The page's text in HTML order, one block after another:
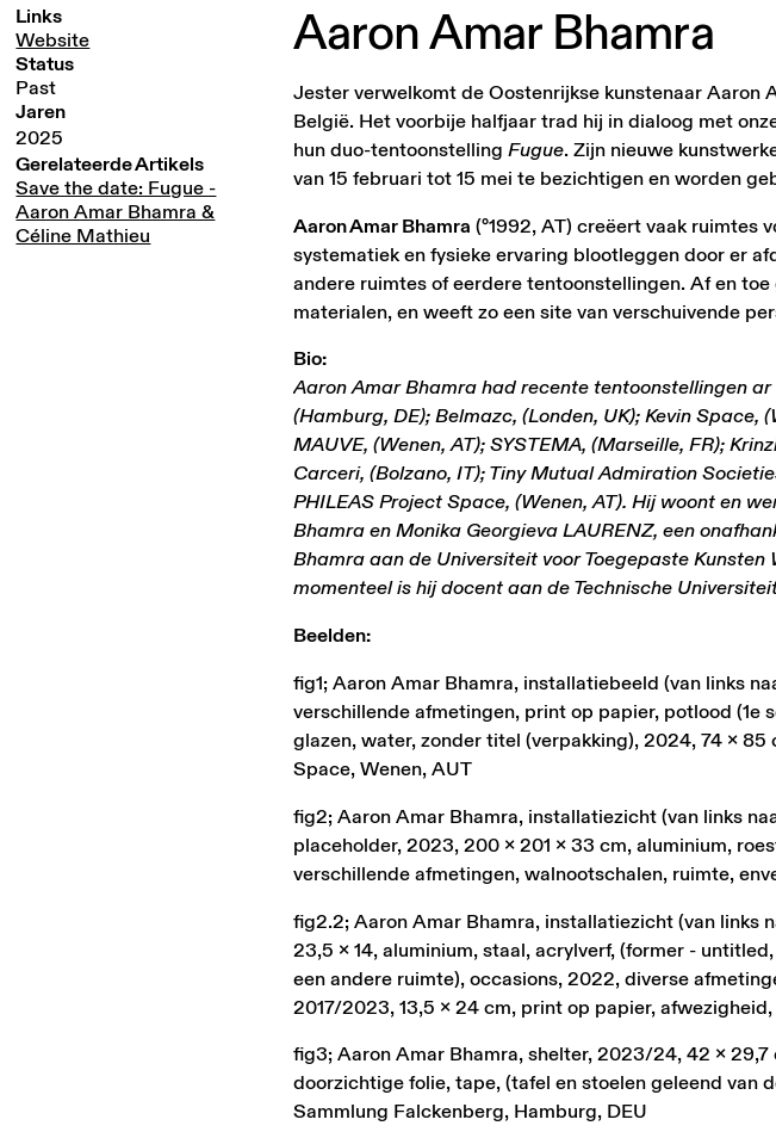
Links
Website
Status
Past
Jaren
2025
Gerelateerde Artikels
Save the date: Fugue -
Aaron Amar Bhamra &
Céline Mathieu
AaronAmar Bhamra
Jester verwelkomt de Oostenrijkse kunstenaar Aaron
België. Het voorbije halfjaar trad hij in dialoog met
hun duo-tentoonstelling Fugue. Zijn nieuwe
van 15 februari tot 15 mei te bezichtigen en worden
Aaron Amar Bhamra (°1992, AT) creëert vaak ruimtes
systematiek en fysieke ervaring blootleggen door er
andere ruimtes of eerdere tentoonstellingen. Af en
materialen, en weeft zo een site van verschuivende
Bio:
Aaron Amar Bhamra had recente tentoonstellingen
(Hamburg, DE); Belmazc, (Londen, UK); Kevin Space,
MAUVE, (Wenen, AT); SYSTEMA, (Marseille, FR);
Carceri, (Bolzano, IT); Tiny Mutual Admiration
PHILEAS Project Space, (Wenen, AT). Hij woont en
Bhamra en Monika Georgieva LAURENZ, een
Bhamra aan de Universiteit voor Toegepaste Kunsten
momenteel is hij docent aan de Technische
Beelden:
fig1; Aaron Amar Bhamra, installatiebeeld (van links
verschillende afmetingen, print op papier, potlood (1e
glazen, water, zonder titel (verpakking), 2024, 74 x
Space, Wenen, AUT
fig2; Aaron Amar Bhamra, installatiezicht (van links
placeholder, 2023, 200 x 201 x 33 cm, aluminium,
verschillende afmetingen, walnootschalen, ruimte,
fig2.2; Aaron Amar Bhamra, installatiezicht (van links
23,5 x 14, aluminium, staal, acrylverf, (former -
een andere ruimte), occasions, 2022, diverse
2017/2023, 13,5 x 24 cm, print op papier,
fig3; Aaron Amar Bhamra, shelter, 2023/24, 42 x
doorzichtige folie, tape, (tafel en stoelen geleend van
Sammlung Falckenberg, Hamburg, DEU